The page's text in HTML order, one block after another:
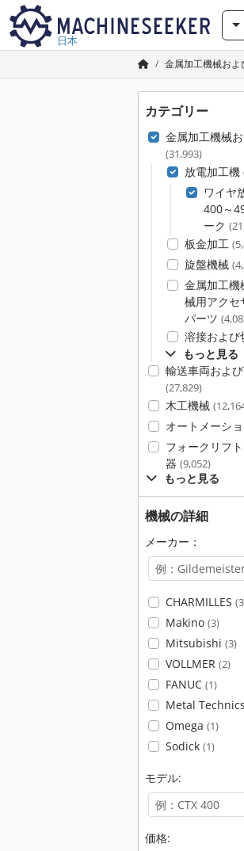
日本
金属加工機械およ
カテゴリー
金属加工機械
(31,993)
放電加工機
ワイヤ
400～
ーク
板金加工
旋盤機械
金属加工機
械用アクセ
パーツ
溶接および
もっと見る
輸送車両およ
(27,829)
木工機械
オートメーシ
フォークリフ
器 (9,052)
もっと見る
機械の詳細
メーカー：
CHARMILLES
Makino (3)
Mitsubishi (3)
VOLLMER (2)
FANUC (1)
Metal
Omega (1)
Sodick (1)
モデル:
価格: